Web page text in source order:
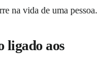
na vida de uma pessoa.
ligado aos